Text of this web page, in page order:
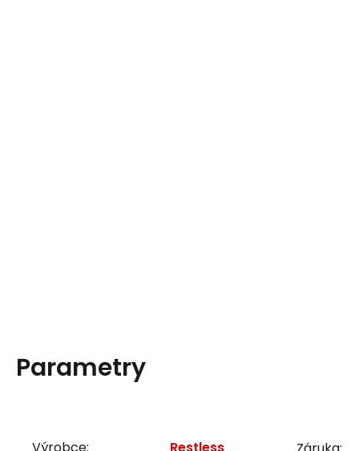
Parametry
Výrobce: Restless